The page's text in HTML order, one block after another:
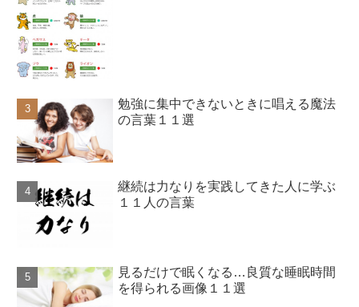
勉強に集中できないときに唱える魔法
の言葉１１選
継続は力なりを実践してきた人に学ぶ
１１人の言葉
見るだけで眠くなる…良質な睡眠時間
を得られる画像１１選